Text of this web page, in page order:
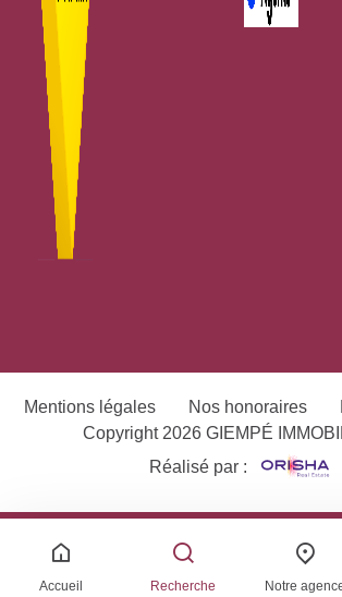
Accueil Recherche Notre
Mentions légales Nos honoraires
Copyright 2026 GIEMPÉ
Réalisé par :